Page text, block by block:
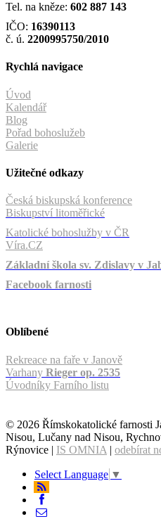
Tel. na kněze: 602 887 143
IČO: 16390113
č. ú. 2200995750/2010
Rychlá navigace
Úvod
Kalendář
Blog
Pořad bohoslužeb
Galerie
Užitečné odkazy
Česká biskupská konference
Biskupství litoměřické
Katolické bohoslužby v ČR
Víra.CZ
Základní škola sv. Zdislavy v
Facebook farnosti
Oblíbené
Rekreace na faře v Janově
Varhany Rieger op. 2535
Úvodníky Farního listu
© 2026 Římskokatolické farnosti
Nisou, Lučany nad Nisou,
Rýnovice | IS OMNIA | odebírat
Select Language ▼